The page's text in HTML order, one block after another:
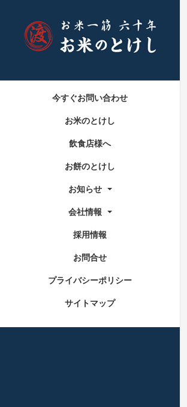
今すぐお問い合わせ
お米のとけし
飲食店様へ
お餅のとけし
お知らせ
会社情報
採用情報
お問合せ
プライバシーポリシー
サイトマップ